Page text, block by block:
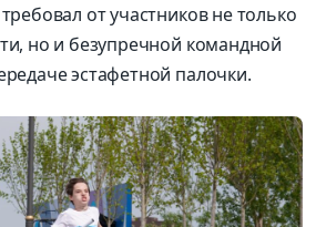
от участников не только
но и безупречной командной
эстафетной палочки.